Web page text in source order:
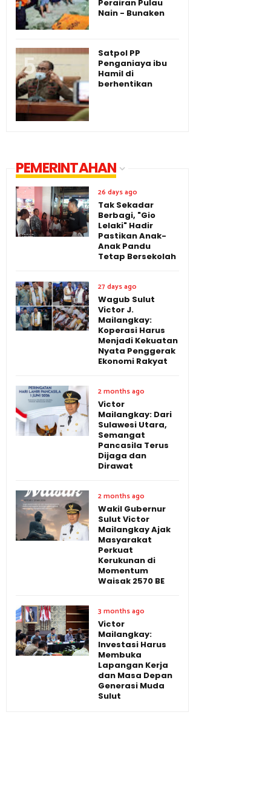
Perairan Pulau
Nain - Bunaken
Satpol PP
Penganiaya ibu
Hamil di
berhentikan
PEMERINTAHAN
26 days ago
Tak Sekadar
Berbagi, "Gio
Lelaki" Hadir
Pastikan Anak-
Anak Pandu
Tetap Bersekolah
27 days ago
Wagub Sulut
Victor J.
Mailangkay:
Koperasi Harus
Menjadi Kekuatan
Nyata Penggerak
Ekonomi Rakyat
2 months ago
Victor
Mailangkay: Dari
Sulawesi Utara,
Semangat
Pancasila Terus
Dijaga dan
Dirawat
2 months ago
Wakil Gubernur
Sulut Victor
Mailangkay Ajak
Masyarakat
Perkuat
Kerukunan di
Momentum
Waisak 2570 BE
3 months ago
Victor
Mailangkay:
Investasi Harus
Membuka
Lapangan Kerja
dan Masa Depan
Generasi Muda
Sulut